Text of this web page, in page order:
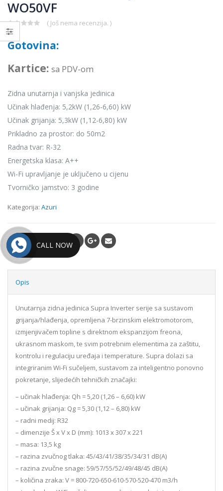
WO50VF
0
of
( Još nema recenzija. )
Gotovina:
Kartice: sa PDV-om
Zidna unutarnja i vanjska jedinica
Učinak hlađenja: 5,2kW (1,26-6,60) kW
Učinak grijanja: 5,3kW (1,12-6,80) kW
Prikladno za prostor: do 50m2
Radna tvar: R-32
Energetska klasa: A++
Wi-Fi upravljanje je uključeno u cijenu
Tvorničko jamstvo: 3 godine
Kategorija: Azuri
SHARE
Opis
Unutarnja zidna jedinica Supra Inverter serije sa sustavom
grijanja/hlađenja, opremljena 7-brzinskim elektromotorom,
izmjenjivačem topline s direktnom ekspanzijom freona,
ukrasnom maskom, te svim potrebnim elementima za zaštitu,
kontrolu i regulaciju uređaja i temperature. Supra dolazi sa
integriranim Wi-Fi sučeljem, sustavom za inteligentno ponovno
pokretanje, slijedećih tehničkih značajki:
– učinak hlađenja: Qh = 5,20 (1,26 – 6,60) kW
– učinak grijanja: Qg = 5,30 (1,12 – 6,80) kW
– radni medij: R32
– dimenzije Š x V x D (mm): 1013 x 307 x 221
– masa: 13,5 kg
– razina zvučnog tlaka: 45/43/41/38/35/34/31 dB(A)
– razina zvučne snage: 59/57/55/52/49/48/45 dB(A)
– količina zraka: V = 800-720-650-610-570-520-470 m3/h
CALL NOW